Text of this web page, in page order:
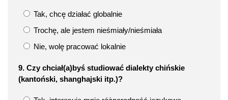
Tak, chcę działać globalnie
Trochę, ale jestem nieśmiały/nieśmiała
Nie, wolę pracować lokalnie
9. Czy chciał(a)byś studiować dialekty chińskie
(kantoński, shanghajski itp.)?